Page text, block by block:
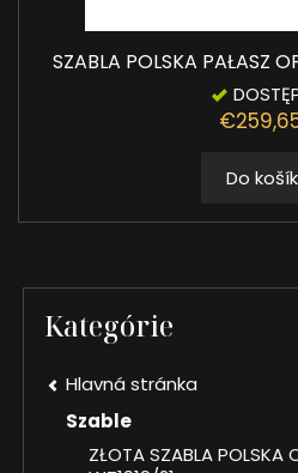
SZABLA POLSKA PAŁASZ
Do
Kategórie
Hlavná stránka
Szable
ZŁOTA SZABLA POLSKA